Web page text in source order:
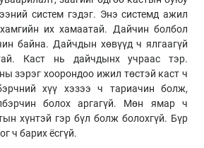
систем гэдэг. Энэ системд ажил
их хамаатай. Дайчин болбол
байна. Дайчдын хөвүүд ч ялгаагүй
Каст нь дайчдынх учраас тэр.
зэрэг хоорондоо ижил төстэй каст ч
хүү хэзээ ч тариачин болж,
болох аргагүй. Мөн ямар ч
хүнтэй гэр бүл болж болохгүй. Бүр
ч барих ёсгүй.